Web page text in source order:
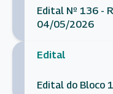
Edital Nº 136 -
04/05/2026
Edital
Edital do Bloco 1